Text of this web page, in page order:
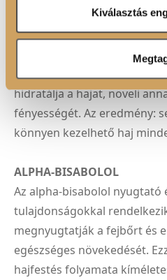
Ön által használt más
Kiválasztás
HIALURONSAV
A COLOR HORIZON
hialuronsavval
hidratálja a hajat, növeli
fényességét. Az eredmény:
könnyen kezelhető haj
ALPHA-BISABOLOL
Az alpha-bisabolol nyugtató
tulajdonságokkal
megnyugtatják a fejbőrt és
egészséges növekedését.
hajfestés folyamata